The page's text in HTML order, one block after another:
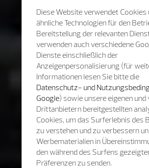
Diese Website verwendet Cookies
ähnliche Technologien für den
Bereitstellung der relevanten
verwenden auch verschiedene
Dienste einschließlich der
Anzeigenpersonalisierung (für
Informationen lesen Sie bitte die
Datenschutz- und
Google) sowie unsere eigenen und
Drittanbietern bereitgestellten
Cookies, um das Surferlebnis des
zu verstehen und zu verbessern
Werbematerialien in
den während des Surfens
Präferenzen zu senden.